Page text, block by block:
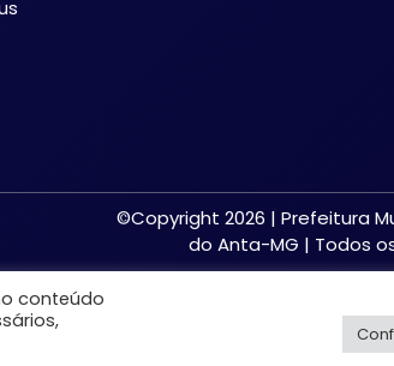
©Copyright 2026 | Prefeitura
do Anta-MG | Todos
conteúdo